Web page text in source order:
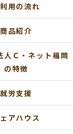
用の流れ
商品紹介
人Ｃ・ネット福岡
の特徴
就労支援
アハウス